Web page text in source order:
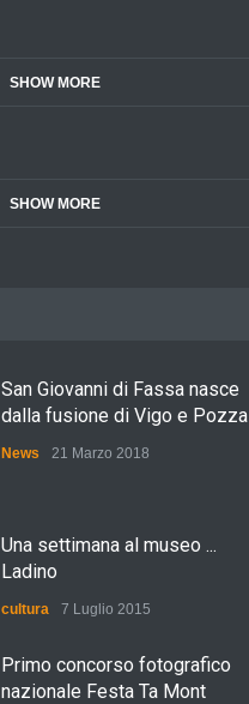
SHOW MORE
SHOW MORE
San Giovanni di Fassa nasce
dalla fusione di Vigo e Pozza
News 21 Marzo 2018
Una settimana al museo ...
Ladino
cultura 7 Luglio 2015
Primo concorso fotografico
nazionale Festa Ta Mont